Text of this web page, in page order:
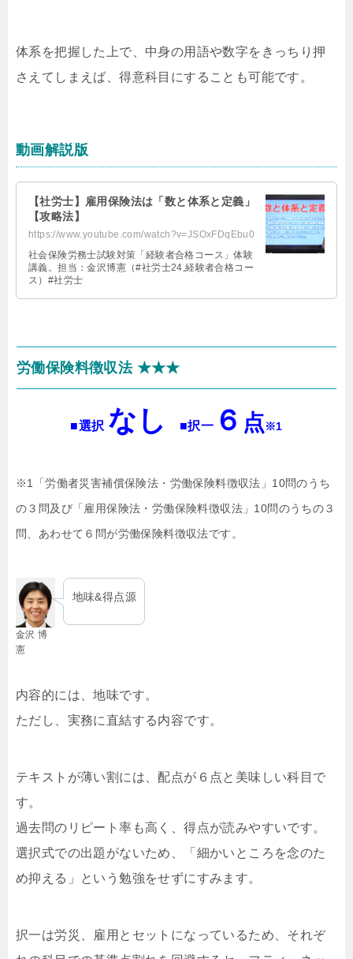
体系を把握した上で、中身の用語や数字をきっちり押
さえてしまえば、得意科目にすることも可能です。
動画解説版
【社労士】雇用保険法は「数と体系と定義」
【攻略法】
https://www.youtube.com/watch?v=JSOxFDqEbu0
社会保険労務士試験対策「経験者合格コース」体験
講義。担当：金沢博憲（#社労士24,経験者合格コー
ス）#社労士
労働保険料徴収法 ★★★
■選択 なし ■択一 ６ 点※1
※1「労働者災害補償保険法・労働保険料徴収法」10問のうち
の３問及び「雇用保険法・労働保険料徴収法」10問のうちの３
問、あわせて６問が労働保険料徴収法です。
金沢 博
憲
地味&得点源
内容的には、地味です。
ただし、実務に直結する内容です。
テキストが薄い割には、配点が６点と美味しい科目で
す。
過去問のリピート率も高く、得点が読みやすいです。
選択式での出題がないため、「細かいところを念のた
め抑える」という勉強をせずにすみます。
択一は労災、雇用とセットになっているため、それぞ